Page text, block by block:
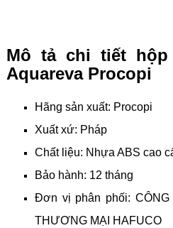
Mô tả chi tiết
Aquareva Procopi
Hãng sản xuất: Procopi
Xuất xứ: Pháp
Chất liệu: Nhựa ABS cao
Bảo hành: 12 tháng
Đơn vị phân phối:
THƯƠNG MẠI HAFUCO